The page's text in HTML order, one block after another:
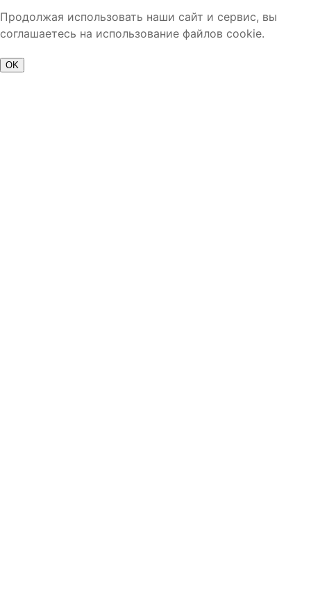
Продолжая использовать наши сайт и сервис, вы
соглашаетесь на использование файлов cookie.
OK